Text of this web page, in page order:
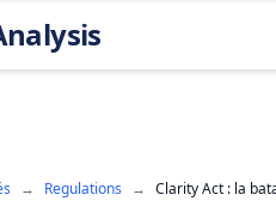
→ Regulations → Clarity Act : la